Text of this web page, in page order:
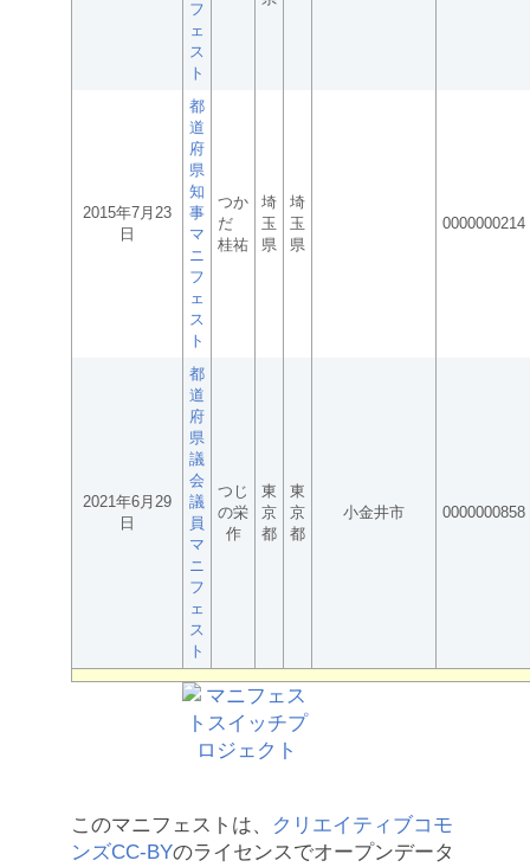
フ
ェ
ス
ト
2015年7月23
日
都
道
府
県
知
事
マ
ニ
フ
ェ
ス
ト
つか
だ
桂祐
埼
玉
県
埼
玉
県
0000000214
2021年6月29
日
都
道
府
県
議
会
議
員
マ
ニ
フ
ェ
ス
ト
つじ
の栄
作
東
京
都
東
京
都
小金井市 0000000858
このマニフェストは、
クリエイティブコモ
ンズCC-BYのライセンスでオープンデータ